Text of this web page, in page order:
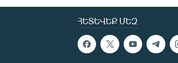
ՀԵՏԵՎԵՔ ՄԵԶ